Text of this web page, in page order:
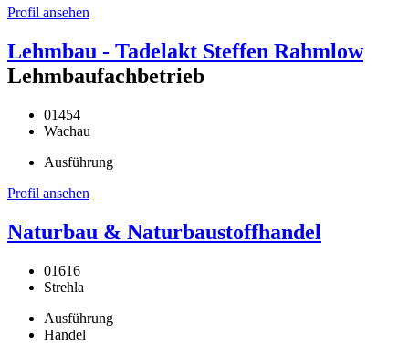
Profil ansehen
Lehmbau - Tadelakt Steffen Rahmlow
Lehmbaufachbetrieb
01454
Wachau
Ausführung
Profil ansehen
Naturbau & Naturbaustoffhandel
01616
Strehla
Ausführung
Handel